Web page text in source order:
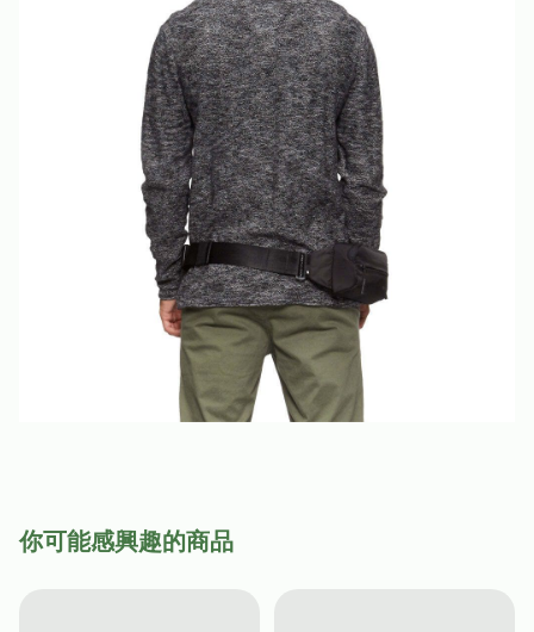
你可能感興趣的商品